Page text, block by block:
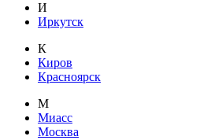
И
Иркутск
К
Киров
Красноярск
М
Миасс
Москва